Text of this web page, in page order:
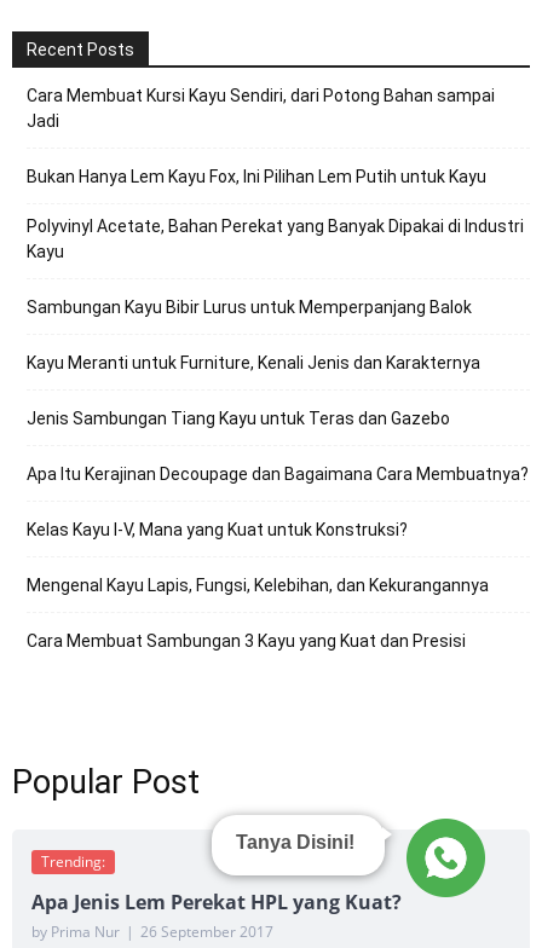
Recent Posts
Cara Membuat Kursi Kayu Sendiri, dari Potong Bahan sampai
Jadi
Bukan Hanya Lem Kayu Fox, Ini Pilihan Lem Putih untuk Kayu
Polyvinyl Acetate, Bahan Perekat yang Banyak Dipakai di Industri
Kayu
Sambungan Kayu Bibir Lurus untuk Memperpanjang Balok
Kayu Meranti untuk Furniture, Kenali Jenis dan Karakternya
Jenis Sambungan Tiang Kayu untuk Teras dan Gazebo
Apa Itu Kerajinan Decoupage dan Bagaimana Cara Membuatnya?
Kelas Kayu I-V, Mana yang Kuat untuk Konstruksi?
Mengenal Kayu Lapis, Fungsi, Kelebihan, dan Kekurangannya
Cara Membuat Sambungan 3 Kayu yang Kuat dan Presisi
Popular Post
Trending:
Apa Jenis Lem Perekat HPL yang Kuat?
by Prima Nur | 26 September 2017
Tanya Disini!